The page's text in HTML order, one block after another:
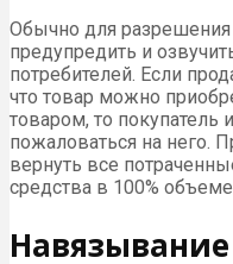
Обычно для разрешения
предупредить и
потребителей. Если
что товар можно
товаром, то покупатель
пожаловаться на него.
вернуть все
средства в 100%
Навязывание